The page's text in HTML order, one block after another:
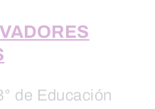
de Educación